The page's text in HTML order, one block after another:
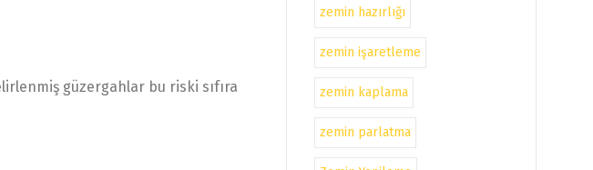
güzergahlar bu riski sıfıra
zemin hazırlığı
zemin işaretleme
zemin kaplama
zemin parlatma